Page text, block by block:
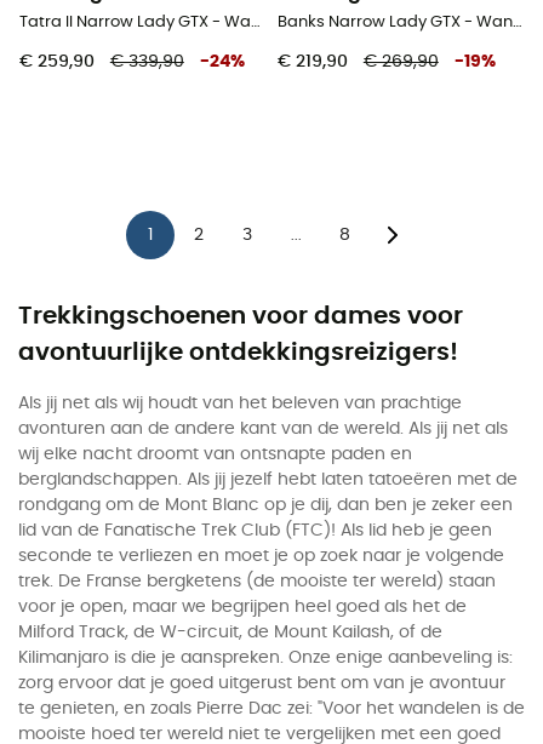
Tatra II Narrow Lady GTX - Wandelschoenen - Dames
€ 259,90 € 339,90 -24%
Banks Narrow Lady GTX - Wandelschoenen - Dames
€ 219,90 € 269,90 -19%
2 3 8
Trekkingschoenen voor dames voor
avontuurlijke ontdekkingsreizigers!
Als jij net als wij houdt van het beleven van prachtige
avonturen aan de andere kant van de wereld. Als jij net als
wij elke nacht droomt van ontsnapte paden en
berglandschappen. Als jij jezelf hebt laten tatoeëren met de
rondgang om de Mont Blanc op je dij, dan ben je zeker een
lid van de Fanatische Trek Club (FTC)! Als lid heb je geen
seconde te verliezen en moet je op zoek naar je volgende
trek. De Franse bergketens (de mooiste ter wereld) staan
voor je open, maar we begrijpen heel goed als het de
Milford Track, de W-circuit, de Mount Kailash, of de
Kilimanjaro is die je aanspreken. Onze enige aanbeveling is:
zorg ervoor dat je goed uitgerust bent om van je avontuur
te genieten, en zoals Pierre Dac zei: "Voor het wandelen is de
mooiste hoed ter wereld niet te vergelijken met een goed